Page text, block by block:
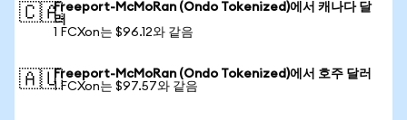
🇨🇦Freeport-McMoRan (Ondo Tokenized)에서 캐나다 달
러
1 FCXon는 $96.12와 같음
🇦🇺Freeport-McMoRan (Ondo Tokenized)에서 호주 달러
1 FCXon는 $97.57와 같음